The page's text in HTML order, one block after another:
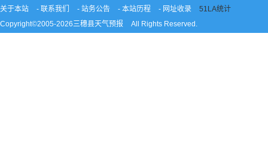
关于本站 - 联系我们 - 站务公告 - 本站历程 - 网址收录
51LA统计
Copyright©2005-2026三穗县天气预报 All Rights Reserved.